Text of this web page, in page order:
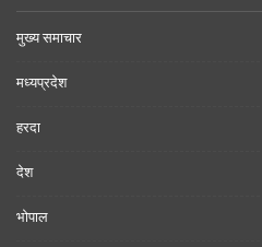
मुख्य समाचार
मध्यप्रदेश
हरदा
देश
भोपाल